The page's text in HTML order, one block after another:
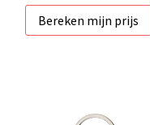
Bereken mijn prijs